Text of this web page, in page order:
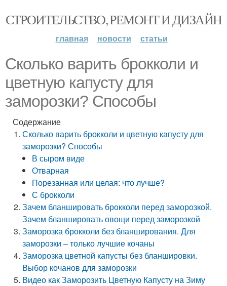
СТРОИТЕЛЬСТВО, РЕМОНТ И ДИЗАЙН
главная новости статьи
Сколько варить брокколи и
цветную капусту для
заморозки? Способы
Содержание
Сколько варить брокколи и цветную капусту для
заморозки? Способы
В сыром виде
Отварная
Порезанная или целая: что лучше?
С брокколи
Зачем бланшировать брокколи перед заморозкой.
Зачем бланшировать овощи перед заморозкой
Заморозка брокколи без бланширования. Для
заморозки – только лучшие кочаны
Заморозка цветной капусты без бланшировки.
Выбор кочанов для заморозки
Видео как Заморозить Цветную Капусту на Зиму